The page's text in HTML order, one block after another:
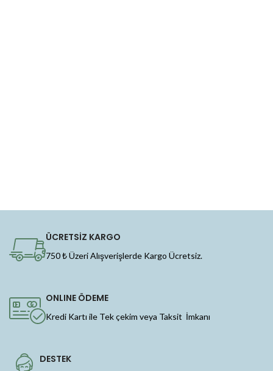
ÜCRETSİZ KARGO
750 ₺ Üzeri Alışverişlerde Kargo Ücretsiz.
ONLINE ÖDEME
Kredi Kartı ile Tek çekim veya Taksit İmkanı
DESTEK